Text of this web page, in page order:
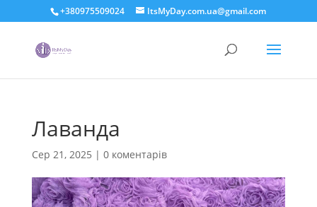
+380975509024 ItsMyDay.com.ua@gmail.com
Лаванда
Сер 21, 2025 | 0 коментарів